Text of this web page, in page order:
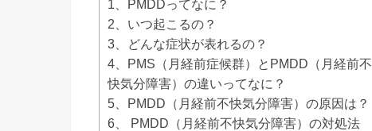
1、PMDDってなに？
2、いつ起こるの？
3、どんな症状が表れるの？
4、PMS（月経前症候群）とPMDD（月経前不
快気分障害）の違いってなに？
5、PMDD（月経前不快気分障害）の原因は？
6、 PMDD（月経前不快気分障害）の対処法